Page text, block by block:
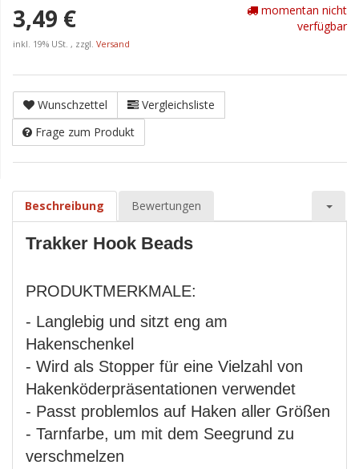
3,49 €
inkl. 19% USt. , zzgl. Versand
momentan nicht
verfügbar
Wunschzettel
Vergleichsliste
Frage zum Produkt
Beschreibung Bewertungen
Trakker Hook Beads
PRODUKTMERKMALE:
- Langlebig und sitzt eng am
Hakenschenkel
- Wird als Stopper für eine Vielzahl von
Hakenköderpräsentationen verwendet
- Passt problemlos auf Haken aller Größen
- Tarnfarbe, um mit dem Seegrund zu
verschmelzen